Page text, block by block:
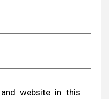
website in this